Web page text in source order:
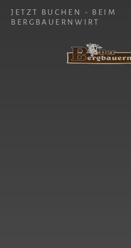
JETZT BUCHEN - BEIM
BERGBAUERNWIRT